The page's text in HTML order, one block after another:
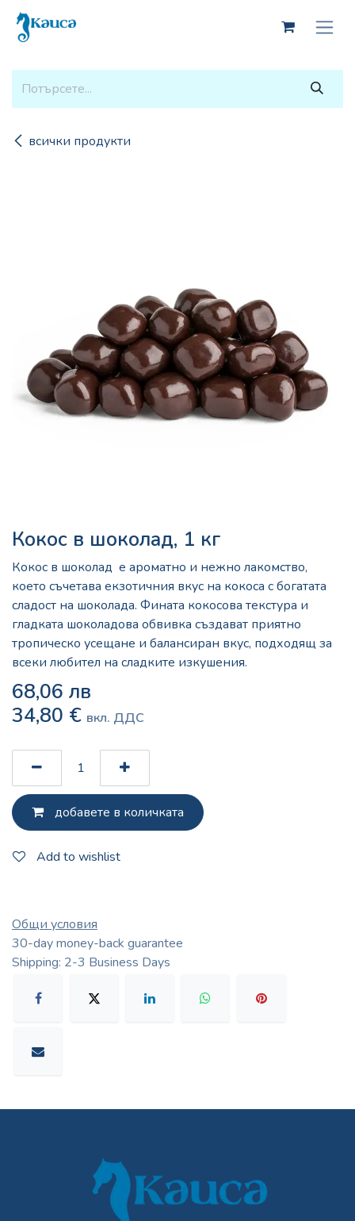
Skip to Content
всички продукти
Кокос в шоколад, 1 кг
Кокос в шоколад е ароматно и нежно лакомство,
което съчетава екзотичния вкус на кокоса с богатата
сладост на шоколада. Фината кокосова текстура и
гладката шоколадова обвивка създават приятно
тропическо усещане и балансиран вкус, подходящ за
всеки любител на сладките изкушения.
68,06 лв
34,80 € вкл. ДДС
добавете в количката
Add to wishlist
Общи условия
30-day money-back guarantee
Shipping: 2-3 Business Days